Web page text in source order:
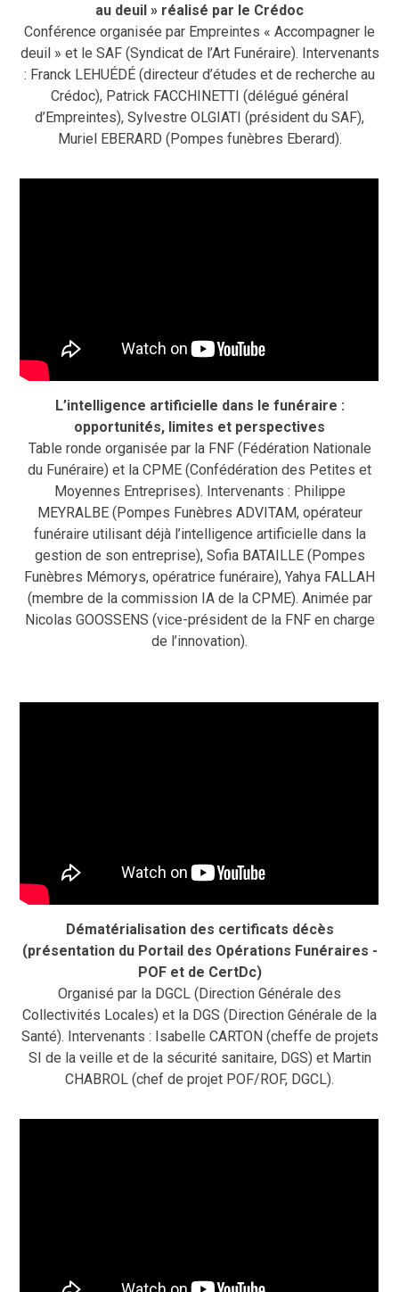
au deuil » réalisé par le Crédoc
Conférence organisée par Empreintes « Accompagner le
deuil » et le SAF (Syndicat de l’Art Funéraire). Intervenants
: Franck LEHUÉDÉ (directeur d’études et de recherche au
Crédoc), Patrick FACCHINETTI (délégué général
d’Empreintes), Sylvestre OLGIATI (président du SAF),
Muriel EBERARD (Pompes funèbres Eberard).
L’intelligence artificielle dans le funéraire :
opportunités, limites et perspectives
Table ronde organisée par la FNF (Fédération Nationale
du Funéraire) et la CPME (Confédération des Petites et
Moyennes Entreprises). Intervenants : Philippe
MEYRALBE (Pompes Funèbres ADVITAM, opérateur
funéraire utilisant déjà l’intelligence artificielle dans la
gestion de son entreprise), Sofia BATAILLE (Pompes
Funèbres Mémorys, opératrice funéraire), Yahya FALLAH
(membre de la commission IA de la CPME). Animée par
Nicolas GOOSSENS (vice-président de la FNF en charge
de l’innovation).
Dématérialisation des certificats décès
(présentation du Portail des Opérations Funéraires -
POF et de CertDc)
Organisé par la DGCL (Direction Générale des
Collectivités Locales) et la DGS (Direction Générale de la
Santé). Intervenants : Isabelle CARTON (cheffe de projets
SI de la veille et de la sécurité sanitaire, DGS) et Martin
CHABROL (chef de projet POF/ROF, DGCL).